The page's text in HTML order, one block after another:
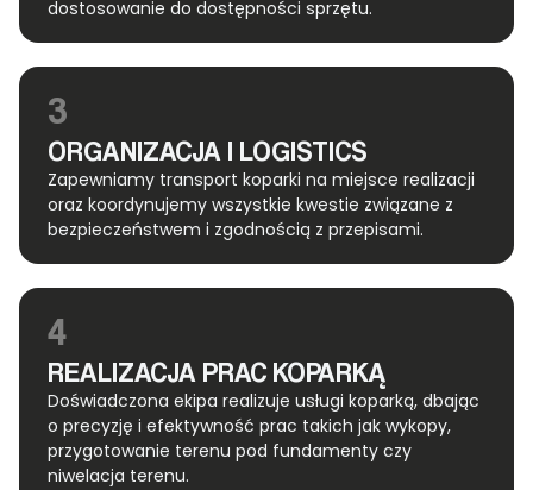
dostosowanie do dostępności sprzętu.
3
ORGANIZACJA I LOGISTICS
Zapewniamy transport koparki na miejsce realizacji
oraz koordynujemy wszystkie kwestie związane z
bezpieczeństwem i zgodnością z przepisami.
4
REALIZACJA PRAC KOPARKĄ
Doświadczona ekipa realizuje usługi koparką, dbając
o precyzję i efektywność prac takich jak wykopy,
przygotowanie terenu pod fundamenty czy
niwelacja terenu.